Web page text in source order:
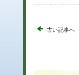
古い記事へ